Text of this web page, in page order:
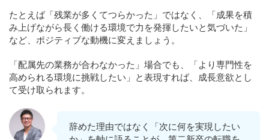
たとえば「残業が多くてつらかった」ではなく、「成果を積
み上げながら長く働ける環境で力を発揮したいと気づいた」
など、ポジティブな動機に変えましょう。
「配属先の業務が合わなかった」場合でも、「より専門性を
高められる環境に挑戦したい」と表現すれば、成長意欲とし
て受け取られます。
辞めた理由ではなく「次に何を実現したい